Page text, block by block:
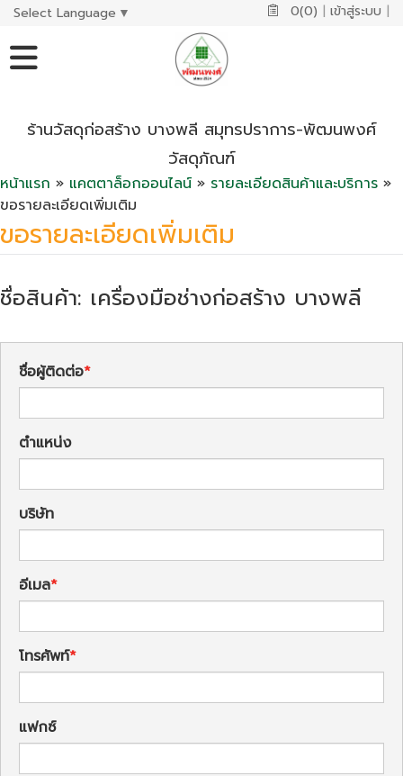
Select Language ▼ 0(0) | เข้าสู่ระบบ |
ร้านวัสดุก่อสร้าง บางพลี สมุทรปราการ-พัฒนพงศ์
วัสดุภัณฑ์
หน้าแรก » แคตตาล็อกออนไลน์ » รายละเอียดสินค้าและบริการ »
ขอรายละเอียดเพิ่มเติม
ขอรายละเอียดเพิ่มเติม
ชื่อสินค้า: เครื่องมือช่างก่อสร้าง บางพลี
ชื่อผู้ติดต่อ
ตำแหน่ง
บริษัท
อีเมล
โทรศัพท์
แฟกซ์